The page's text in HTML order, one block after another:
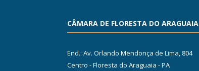
CÂMARA DE FLORESTA DO ARAGUAIA
End.: Av. Orlando Mendonça de Lima, 804
Centro - Floresta do Araguaia - PA